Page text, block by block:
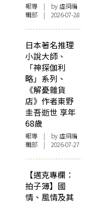
報導 | by 虛詞編
輯部 | 2026-07-28
日本著名推理
小說大師、
「神探伽利
略」系列、
《解憂雜貨
店》作者東野
圭吾逝世 享年
68歲
報導 | by 虛詞編
輯部 | 2026-07-27
【邁克專欄：
拍子簿】國
情、風情及其